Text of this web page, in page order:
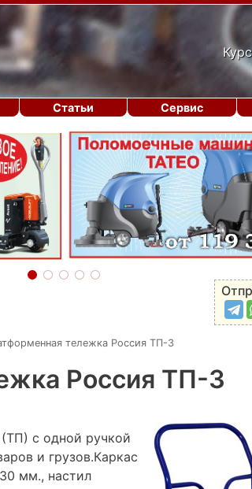
тележка Россия ТП-3
Россия ТП-3
с одной ручкой
и грузов.Каркас
мм., настил
Статьи Сервис